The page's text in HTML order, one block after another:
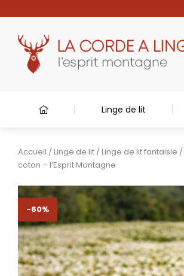
Linge de lit
Accueil / Linge de lit / Linge de lit fantaisie /
coton – l’Esprit Montagne
-60%